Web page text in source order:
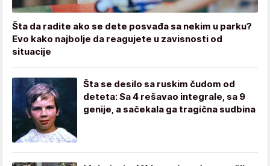
Šta da radite ako se dete posvađa sa nekim u parku?
Evo kako najbolje da reagujete u zavisnosti od
situacije
Šta se desilo sa ruskim čudom od
deteta: Sa 4 rešavao integrale, sa 9
genije, a sačekala ga tragična sudbina